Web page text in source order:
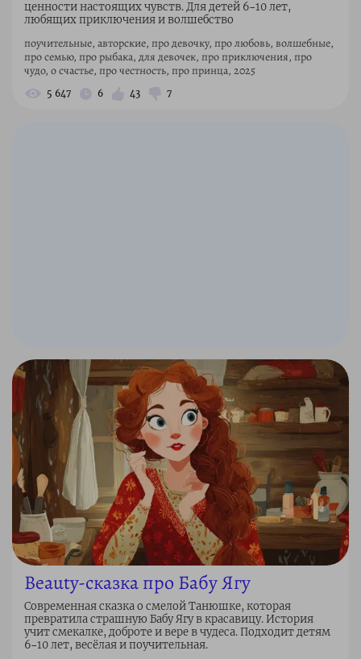
ценности настоящих чувств. Для детей 6–10 лет,
любящих приключения и волшебство
поучительные, авторские, про девочку, про любовь, волшебные,
про семью, про рыбака, для девочек, про приключения, про
чудо, о счастье, про честность, про принца, 2025
5 647 6 43 7
Beauty-сказка про Бабу Ягу
Современная сказка о смелой Танюшке, которая
превратила страшную Бабу Ягу в красавицу. История
учит смекалке, доброте и вере в чудеса. Подходит детям
6–10 лет, весёлая и поучительная.